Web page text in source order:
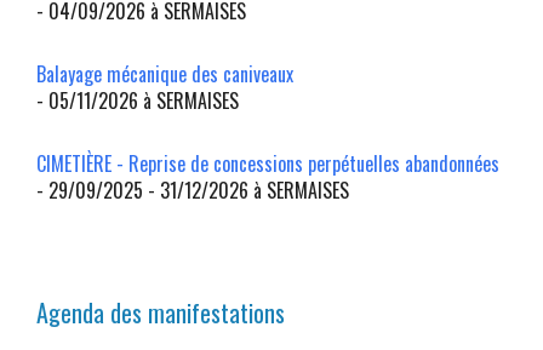
- 04/09/2026 à SERMAISES
Balayage mécanique des caniveaux
- 05/11/2026 à SERMAISES
CIMETIÈRE - Reprise de concessions perpétuelles abandonnées
- 29/09/2025 - 31/12/2026 à SERMAISES
Agenda des manifestations